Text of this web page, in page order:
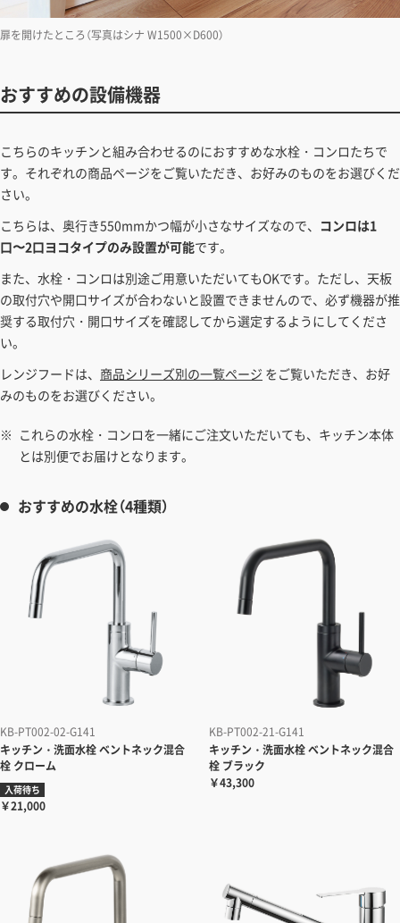
扉を開けたところ（写真はシナ W1500×D600）
おすすめの設備機器
こちらのキッチンと組み合わせるのにおすすめな水栓・コンロたちで
す。それぞれの商品ページをご覧いただき、お好みのものをお選びくだ
さい。
こちらは、奥行き550mmかつ幅が小さなサイズなので、 コンロは1
口〜2口ヨコタイプのみ設置が可能です。
また、水栓・コンロは別途ご用意いただいてもOKです。ただし、天板
の取付穴や開口サイズが合わないと設置できませんので、必ず機器が推
奨する取付穴・開口サイズを確認してから選定するようにしてくださ
い。
レンジフードは、 商品シリーズ別の一覧ページ をご覧いただき、お好
みのものをお選びください。
これらの水栓・コンロを一緒にご注文いただいても、キッチン本体
とは別便でお届けとなります。
おすすめの水栓（4種類）
KB-PT002-02-G141
キッチン・洗面水栓ベントネック混合
栓 クローム
入荷待ち
￥21,000
KB-PT002-21-G141
キッチン・洗面水栓ベントネック混合
栓 ブラック
￥43,300